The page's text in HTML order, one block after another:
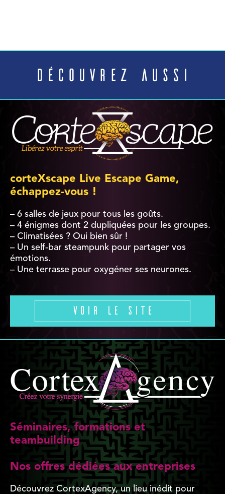
Découvrez aussi
corteXscape Live Escape Game,
échappez-vous !
– 6 salles de jeux pour tous les goûts.
– 4 énigmes dont 2 dupliquées pour les groupes.
– Climatisées ? Oui bien sûr !
– Un self-bar steampunk pour partager vos
émotions.
– Une terrasse pour oxygéner ses neurones.
Voir le site
Séminaires, formations et
teambuilding
Nos offres dédiées aux entreprises
Découvrez CortexAgency, un lieu inédit pour